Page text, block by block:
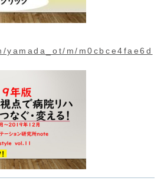
yamada_ot/m/m0cbce4fae6d